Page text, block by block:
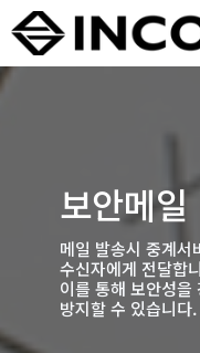
컨텐츠로
건너뛰기
보안메일
메일 발송시 중계서
수신자에게 전달합
이를 통해 보안성을
방지할 수 있습니다.